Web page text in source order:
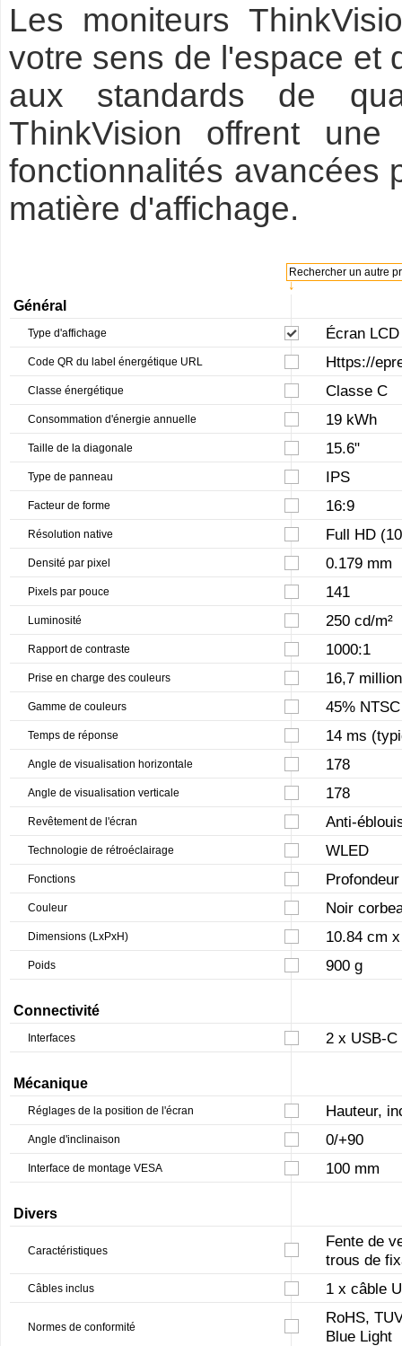
Les moniteurs
votre sens de l'espace et
aux standards de
ThinkVision offrent
fonctionnalités avancées
matière d'affichage.
↓
Rechercher un autre
Général
Type d'affichage Écran
Code QR du label énergétique URL Https://
Classe énergétique Classe C
Consommation d'énergie annuelle 19 kWh
Taille de la diagonale 15.6"
Type de panneau IPS
Facteur de forme 16:9
Résolution native Full HD
Densité par pixel 0.179 mm
Pixels par pouce 141
Luminosité 250 cd/m²
Rapport de contraste 1000:1
Prise en charge des couleurs 16,7
Gamme de couleurs 45% NTSC
Temps de réponse 14 ms
Angle de visualisation horizontale 178
Angle de visualisation verticale 178
Revêtement de l'écran Anti-
Technologie de rétroéclairage WLED
Fonctions
Couleur Noir
Dimensions (LxPxH) 10.84 cm
Poids 900 g
Connectivité
Interfaces 2 x USB-
Mécanique
Réglages de la position de l'écran Hauteur,
Angle d'inclinaison 0/+90
Interface de montage VESA 100 mm
Divers
Caractéristiques
Fente de
trous de
Câbles inclus 1 x câble
Normes de conformité
RoHS,
Blue Light